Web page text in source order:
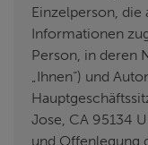
Einzelperson,
Informationen
Person, in deren
„Ihnen“) und
Jose, CA 95134
und Offenlegung